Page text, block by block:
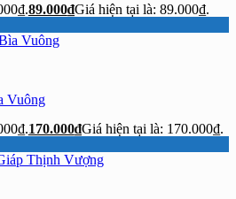
89.000₫Giá hiện tại là: 89.000₫.
Vuông
170.000₫Giá hiện tại là: 170.000₫.